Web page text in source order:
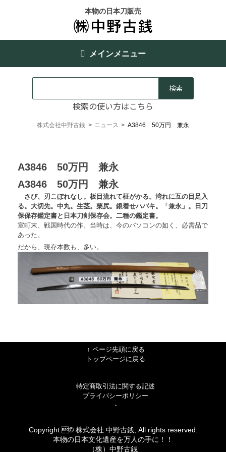
本物の日本刀販売
メインメニュー
検索の使い方はこちら
株式会社中野古銭 > ニュース > A3846 50万円 兼永
A3846 50万円 兼永
A3846 50万円 兼永
さび、刃こぼれなし。板目流れて柾がかる。湾れに互の目足入
る。大切先。中丸。生茎。栗尻。銀着せハバキ。「兼永」。日刀
保保存鑑定書と日本刀剣保存会。二種の鑑定書。
室町末、戦国時代の作。当時は、今のパソコンの如く、必需品で
あった。
だから、現存本数も、多い。
↑ ページ先頭に戻る
トップページに戻る
特定商取引法に関する記述
プライバシーポリシー
・
Copyright © 株式会社 中野古銭, All rights reserved.
本物の日本文化遺産を万人の手に！！
（株）中野古銭